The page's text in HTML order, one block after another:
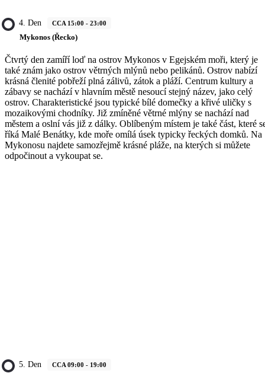
4. Den CCA 15:00 - 23:00
Mykonos (Řecko)
Čtvrtý den zamíří loď na ostrov Mykonos v Egejském moři, který je
také znám jako ostrov větrných mlýnů nebo pelikánů. Ostrov nabízí
krásná členité pobřeží plná zálivů, zátok a pláží. Centrum kultury a
zábavy se nachází v hlavním městě nesoucí stejný název, jako celý
ostrov. Charakteristické jsou typické bílé domečky a křivé uličky s
mozaikovými chodníky. Již zmíněné větrné mlýny se nachází nad
městem a oslní vás již z dálky. Oblíbeným místem je také část, které
říká Malé Benátky, kde moře omílá úsek typicky řeckých domků. Na
Mykonosu najdete samozřejmě krásné pláže, na kterých si můžete
odpočinout a vykoupat se.
5. Den CCA 09:00 - 19:00